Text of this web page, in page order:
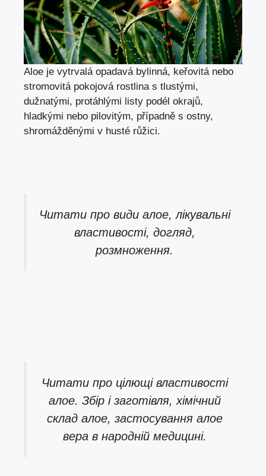
Aloe je vytrvalá opadavá bylinná, keřovitá nebo
stromovitá pokojová rostlina s tlustými,
dužnatými, protáhlými listy podél okrajů,
hladkými nebo pilovitým, případně s ostny,
shromážděnými v husté růžici.
Читати про види алое, лікувальні
властивості, догляд,
розмноження.
Читати про цілющі властивості
алое. Збір і заготівля, хімічний
склад алое, застосування алое
вера в народній медицині.